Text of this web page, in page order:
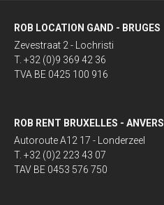
ROB LOCATION GAND - BRUGES
Zevestraat 2 - Lochristi
T. +32 (0)9 369 42 36
TVA BE 0425 100 916
ROB RENT BRUXELLES - ANVERS
Autoroute A12 17 - Londerzeel
T. +32 (0)2 223 43 07
TAV BE 0453 576 750